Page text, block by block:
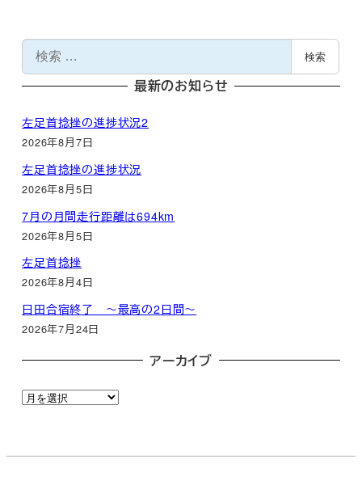
索
検索
最新のお知らせ
左足首捻挫の進捗状況2
2026年8月7日
左足首捻挫の進捗状況
2026年8月5日
7月の月間走行距離は694km
2026年8月5日
左足首捻挫
2026年8月4日
日田合宿終了 ～最高の2日間～
2026年7月24日
アーカイブ
ア
イ